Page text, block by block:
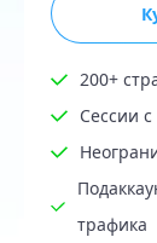
200+
Сессии
трафика